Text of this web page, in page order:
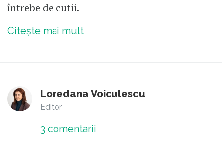
întrebe de cutii.
Citește mai mult
Loredana Voiculescu
Editor
3 comentarii